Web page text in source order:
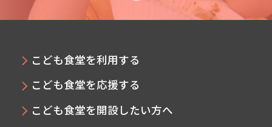
こども食堂を利用する
こども食堂を応援する
こども食堂を開設したい方へ